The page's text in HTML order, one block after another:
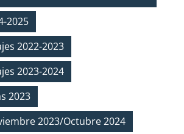
2025
2022-2023
2023-2024
2023
2023/Octubre 2024